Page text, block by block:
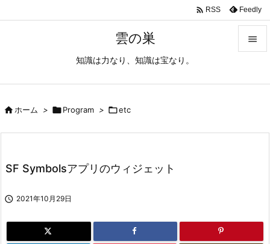
雲の巣
知識は力なり、知識は宝なり。

 RSS Feedly
ホーム > Program > etc
SF Symbolsアプリのウィジェット
 2021年10月29日